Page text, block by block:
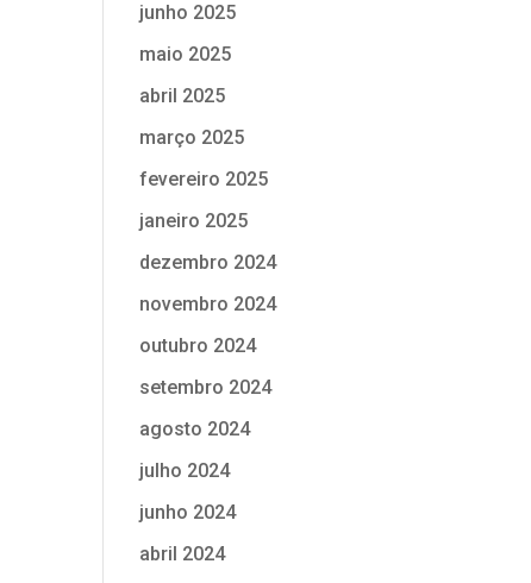
junho 2025
maio 2025
abril 2025
março 2025
fevereiro 2025
janeiro 2025
dezembro 2024
novembro 2024
outubro 2024
setembro 2024
agosto 2024
julho 2024
junho 2024
abril 2024